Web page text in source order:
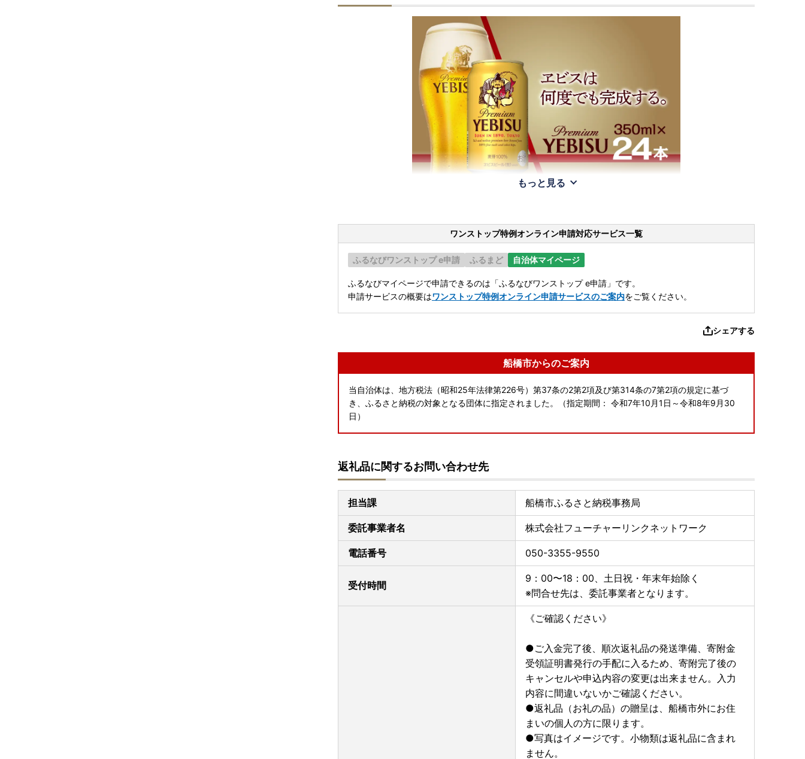
もっと見る
ワンストップ特例オンライン申請対応サービス一覧
ふるなびワンストップ e申請 ふるまど 自治体マイページ
ふるなびマイページで申請できるのは「ふるなびワンストップ e申請」です。
申請サービスの概要はワンストップ特例オンライン申請サービスのご案内をご覧ください。
シェアする
船橋市からのご案内
当自治体は、地方税法（昭和25年法律第226号）第37条の2第2項及び第314条の7第2項の規定に基づ
き、ふるさと納税の対象となる団体に指定されました。（指定期間： 令和7年10月1日～令和8年9月30
日）
返礼品に関するお問い合わせ先
担当課 船橋市ふるさと納税事務局
委託事業者名 株式会社フューチャーリンクネットワーク
電話番号 050-3355-9550
受付時間
9：00〜18：00、土日祝・年末年始除く
※問合せ先は、委託事業者となります。
《ご確認ください》
●ご入金完了後、順次返礼品の発送準備、寄附金
受領証明書発行の手配に入るため、寄附完了後の
キャンセルや申込内容の変更は出来ません。入力
内容に間違いないかご確認ください。
●返礼品（お礼の品）の贈呈は、船橋市外にお住
まいの個人の方に限ります。
●写真はイメージです。小物類は返礼品に含まれ
ません。